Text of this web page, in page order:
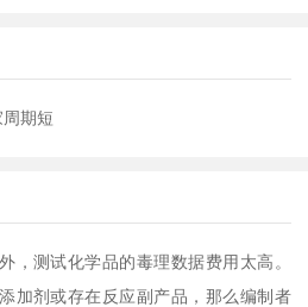
期短
，测试化学品的毒理数据费用太高。
加剂或存在反应副产品，那么编制者